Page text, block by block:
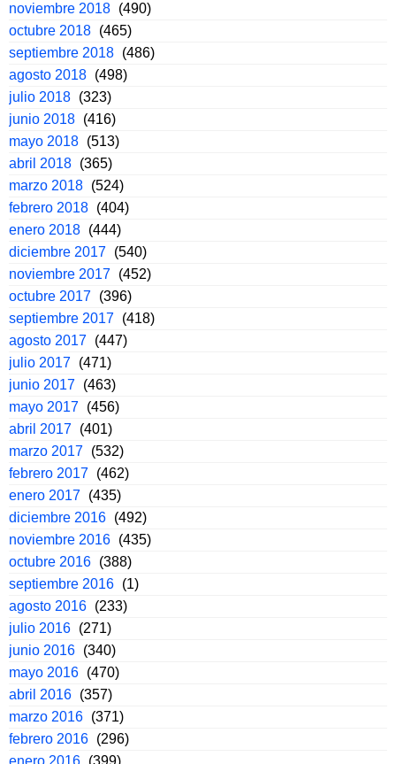
noviembre 2018 (490)
octubre 2018 (465)
septiembre 2018 (486)
agosto 2018 (498)
julio 2018 (323)
junio 2018 (416)
mayo 2018 (513)
abril 2018 (365)
marzo 2018 (524)
febrero 2018 (404)
enero 2018 (444)
diciembre 2017 (540)
noviembre 2017 (452)
octubre 2017 (396)
septiembre 2017 (418)
agosto 2017 (447)
julio 2017 (471)
junio 2017 (463)
mayo 2017 (456)
abril 2017 (401)
marzo 2017 (532)
febrero 2017 (462)
enero 2017 (435)
diciembre 2016 (492)
noviembre 2016 (435)
octubre 2016 (388)
septiembre 2016 (1)
agosto 2016 (233)
julio 2016 (271)
junio 2016 (340)
mayo 2016 (470)
abril 2016 (357)
marzo 2016 (371)
febrero 2016 (296)
enero 2016 (399)